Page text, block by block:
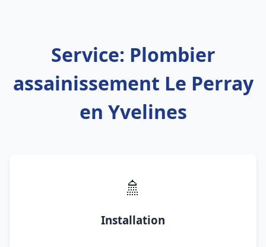
Service: Plombier
assainissement Le Perray
en Yvelines
🚿
Installation